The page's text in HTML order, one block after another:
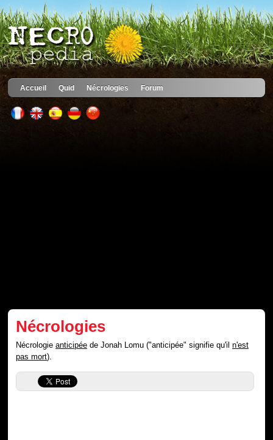
Accueil Quid Nécrologies Forum
Nécrologies
Nécrologieanticipée de Jonah Lomu ("anticipée" signifie qu'iln'est
pas mort).